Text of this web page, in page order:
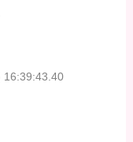
16:39:43.40